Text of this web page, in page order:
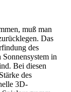
muß man
Das
des
in
Bei diesen
des
3D-